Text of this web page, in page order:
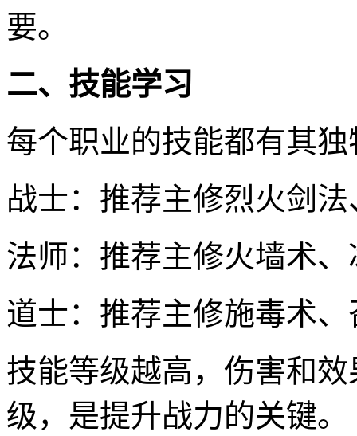
要。
二、技能学习
每个职业的技能都有其
战士：推荐主修烈火剑
法师：推荐主修火墙术
道士：推荐主修施毒术
技能等级越高，伤害和
级，是提升战力的关键。